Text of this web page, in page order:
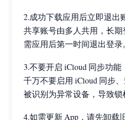
2.成功下载应用后立即退出
共享账号由多人共用，长
需应用后第一时间退出登录。
3.不要开启 iCloud 同步功能
千万不要启用 iCloud 同步
被识别为异常设备，导致锁
4.如需更新 App，请先卸载